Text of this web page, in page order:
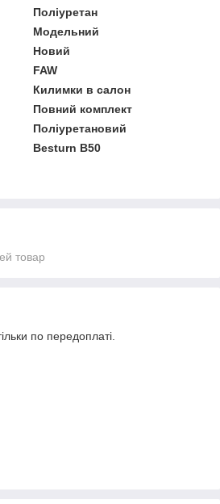
Поліуретан
Модельний
Новий
FAW
Килимки в салон
Повний комплект
Поліуретановий
Besturn B50
товар
по передоплаті.